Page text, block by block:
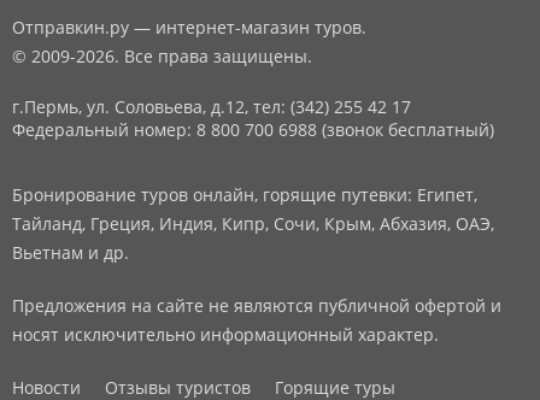
Отправкин.ру — интернет-магазин туров.
© 2009-2026. Все права защищены.
г.Пермь, ул. Соловьева, д.12, тел: (342) 255 42 17
Федеральный номер: 8 800 700 6988 (звонок бесплатный)
Бронирование туров онлайн, горящие путевки: Египет,
Тайланд, Греция, Индия, Кипр, Сочи, Крым, Абхазия, ОАЭ,
Вьетнам и др.
Предложения на сайте не являются публичной офертой и
носят исключительно информационный характер.
Новости Отзывы туристов
Горящие туры